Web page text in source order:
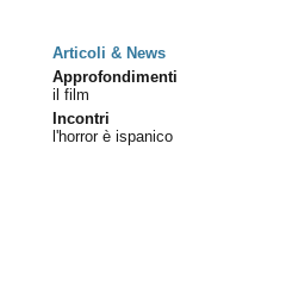
Articoli & News
Approfondimenti
il film
Incontri
l'horror è ispanico